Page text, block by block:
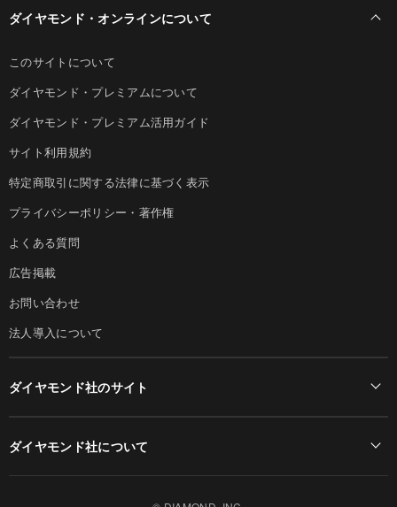
ダイヤモンド・オンラインについて
このサイトについて
ダイヤモンド・プレミアムについて
ダイヤモンド・プレミアム活用ガイド
サイト利用規約
特定商取引に関する法律に基づく表示
プライバシーポリシー・著作権
よくある質問
広告掲載
お問い合わせ
法人導入について
ダイヤモンド社のサイト
ダイヤモンド社について